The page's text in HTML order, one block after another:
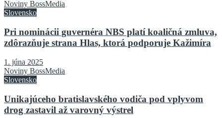
Noviny BossMedia
Slovensko
Pri nominácii guvernéra NBS platí koaličná zmluva,
zdôrazňuje strana Hlas, ktorá podporuje Kažimíra
1. júna 2025
Noviny BossMedia
Slovensko
Unikajúceho bratislavského vodiča pod vplyvom
drog zastavil až varovný výstrel